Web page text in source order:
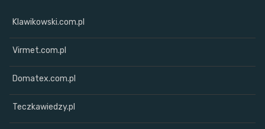
Klawikowski.com.pl
Virmet.com.pl
Domatex.com.pl
Teczkawiedzy.pl